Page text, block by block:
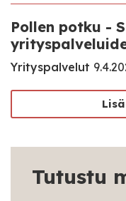
Pollen potku -
Yrityspalvelut
Tutustu